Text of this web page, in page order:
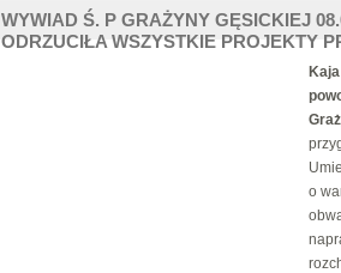
WYWIAD Ś. P GRAŻYNY GĘSICKIEJ
ODRZUCIŁA WSZYSTKIE PROJEKTY
o